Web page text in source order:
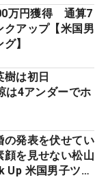
万円獲得 通算7
クアップ【米国男
】
樹は初日
は4アンダーでホ
の発表を伏せてい
顔を見せない松山
Up 米国男子ツア